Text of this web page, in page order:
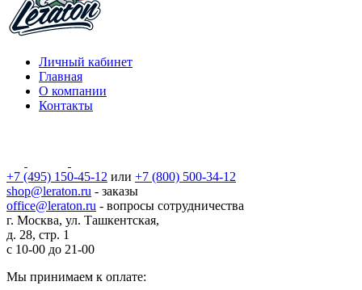
Личный кабинет
Главная
О компании
Контакты
+7 (495) 150-45-12 или +7 (800) 500-34-12
shop@leraton.ru - заказы
office@leraton.ru - вопросы сотрудничества
г. Москва, ул. Ташкентская,
д. 28, стр. 1
с 10-00 до 21-00
Мы принимаем к оплате: